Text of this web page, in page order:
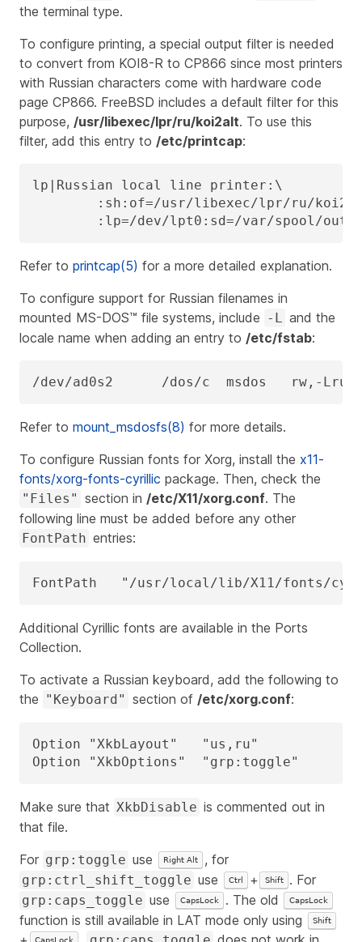
the terminal type.
To configure printing, a special output filter is needed
to convert from KOI8-R to CP866 since most printers
with Russian characters come with hardware code
page CP866. FreeBSD includes a default filter for this
purpose, /usr/libexec/lpr/ru/koi2alt. To use this
filter, add this entry to /etc/printcap:
lp|Russian local line printer:\
:lp=/dev/lpt0:sd=/var/spool/
Refer to printcap(5) for a more detailed explanation.
To configure support for Russian filenames in
mounted MS-DOS™ file systems, include -L
and the
locale name when adding an entry to /etc/fstab:
/dev/ad0s2      /dos/c  msdos   rw,-
Refer to mount_msdosfs(8) for more details.
To configure Russian fonts for Xorg, install the x11-
fonts/xorg-fonts-cyrillic package. Then, check the
"Files" section in /etc/X11/xorg.conf. The
following line must be added before any other
FontPath entries:
FontPath   "/usr/local/lib/X11/fonts/
Additional Cyrillic fonts are available in the Ports
Collection.
To activate a Russian keyboard, add the following to
the "Keyboard" section of /etc/xorg.conf:
Option "XkbLayout"   "us,ru"
Option "XkbOptions"  "grp:toggle"
Make sure that XkbDisable is commented out in
that file.
For grp:toggle use Right Alt , for
grp:ctrl_shift_toggle use Ctrl + Shift . For
grp:caps_toggle use CapsLock . The old CapsLock
function is still available in LAT mode only using Shift
CapsLock